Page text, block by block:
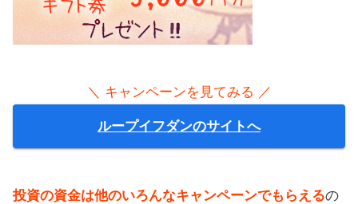
＼ キャンペーンを見てみる ／
ループイフダンのサイトへ
投資の資金は他のいろんなキャンペーンでもらえるの